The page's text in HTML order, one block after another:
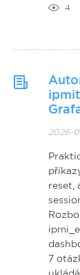
4
2026-
reset,
7